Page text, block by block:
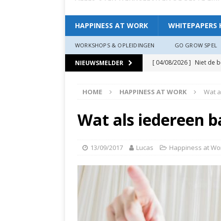
HAPPINESS AT WORK WHITEPAPERS
WORKSHOPS & OPLEIDINGEN GO GROW SPEL
NIEUWSMELDER [ 04/08/2026 ] Niet de
[ 11/07/2026 ]
De
[ 07/07/2026 ]
[ 19/06/2026 ] Zo
HAPPINESS AT WORK
[ 13/03/2026 ]
HOME HAPPINESS AT WORK Wat
Wat als iedereen
13/09/2017 Lucas Happiness at